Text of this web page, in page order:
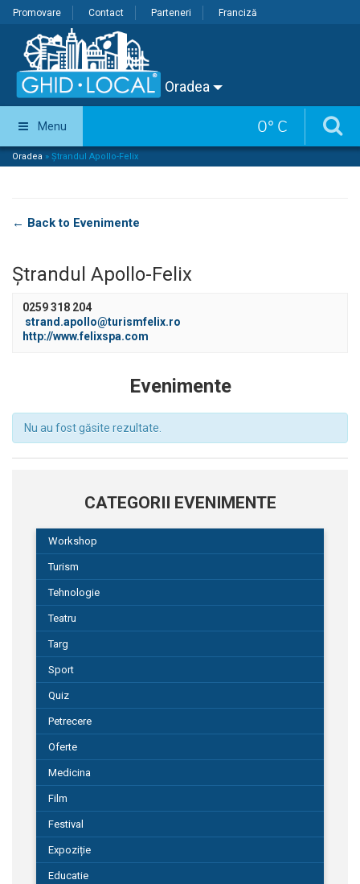
Promovare Contact Parteneri Franciză
Oradea
0° C
Menu
Oradea » Ștrandul Apollo-Felix
← Back to Evenimente
Ștrandul Apollo-Felix
0259 318 204
strand.apollo@turismfelix.ro
http://www.felixspa.com
Evenimente
Nu au fost găsite rezultate.
CATEGORII EVENIMENTE
Workshop
Turism
Tehnologie
Teatru
Targ
Sport
Quiz
Petrecere
Oferte
Medicina
Film
Festival
Expoziție
Educatie